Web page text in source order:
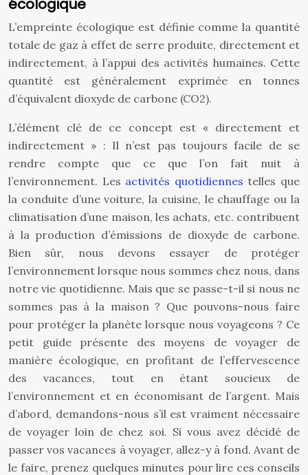
écologique
L’empreinte écologique est définie comme la quantité
totale de gaz à effet de serre produite, directement et
indirectement, à l’appui des activités humaines. Cette
quantité est généralement exprimée en tonnes
d’équivalent dioxyde de carbone (CO2).
L’élément clé de ce concept est « directement et
indirectement » : Il n’est pas toujours facile de se
rendre compte que ce que l’on fait nuit à
l’environnement. Les activités quotidiennes telles que
la conduite d’une voiture, la cuisine, le chauffage ou la
climatisation d’une maison, les achats, etc. contribuent
à la production d’émissions de dioxyde de carbone.
Bien sûr, nous devons essayer de protéger
l’environnement lorsque nous sommes chez nous, dans
notre vie quotidienne. Mais que se passe-t-il si nous ne
sommes pas à la maison ? Que pouvons-nous faire
pour protéger la planète lorsque nous voyageons ? Ce
petit guide présente des moyens de voyager de
manière écologique, en profitant de l’effervescence
des vacances, tout en étant soucieux de
l’environnement et en économisant de l’argent. Mais
d’abord, demandons-nous s’il est vraiment nécessaire
de voyager loin de chez soi. Si vous avez décidé de
passer vos vacances à voyager, allez-y à fond. Avant de
le faire, prenez quelques minutes pour lire ces conseils